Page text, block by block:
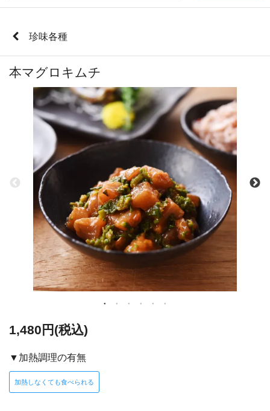
珍味各種
本マグロキムチ
1,480円(税込)
▼加熱調理の有無
加熱しなくても食べられる